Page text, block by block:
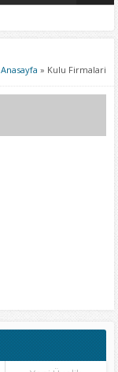
Anasayfa » Kulu Firmalari